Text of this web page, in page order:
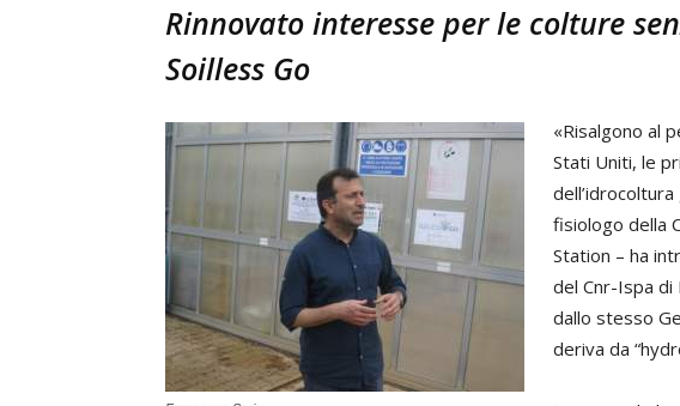
Rinnovato interesse per le colture
Soilless Go
«Risalgono al
Stati Uniti, le
fisiologo della
Station – ha
del Cnr-Ispa di
dallo stesso
deriva da